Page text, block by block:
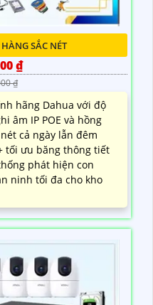
SẮC NÉT
₫
₫
hãng Dahua với độ
âm IP POE và hồng
cả ngày lẫn đêm
tối ưu băng thông tiết
phát hiện con
ninh tối đa cho kho